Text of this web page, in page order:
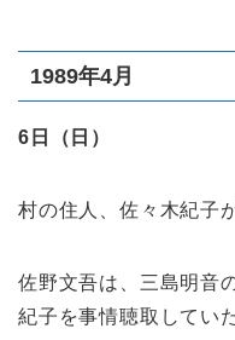
1989年4月
6日（日）
村の住人、佐々木紀子
佐野文吾は、三島明音
紀子を事情聴取していた